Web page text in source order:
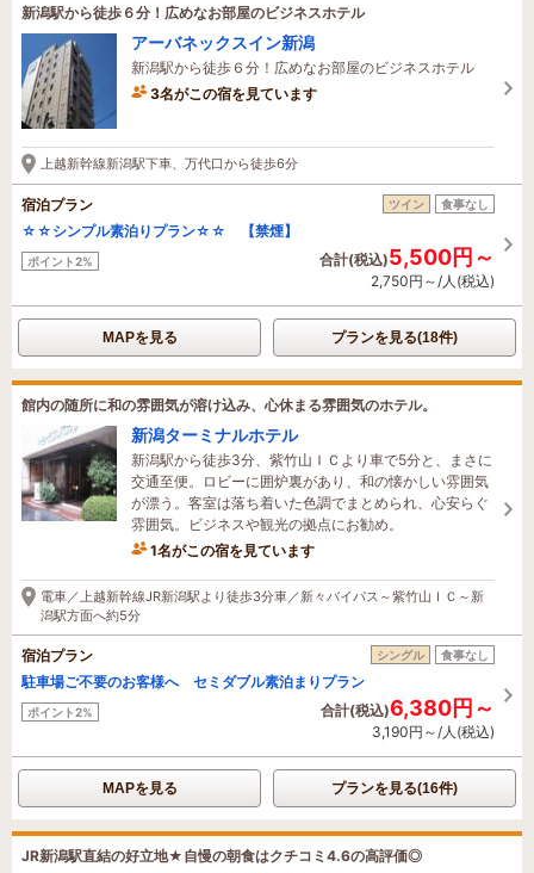
新潟駅から徒歩６分！広めなお部屋のビジネスホテル
アーバネックスイン新潟
新潟駅から徒歩６分！広めなお部屋のビジネスホテル
3名がこの宿を見ています
上越新幹線新潟駅下車、万代口から徒歩6分
宿泊プラン ツイン 食事なし
☆☆シンプル素泊りプラン☆☆ 【禁煙】
ポイント2% 合計(税込)5,500円～
2,750円～/人(税込)
MAPを見る プランを見る(18件)
館内の随所に和の雰囲気が溶け込み、心休まる雰囲気のホテル。
新潟ターミナルホテル
新潟駅から徒歩3分、紫竹山ＩＣより車で5分と、まさに
交通至便。ロビーに囲炉裏があり、和の懐かしい雰囲気
が漂う。客室は落ち着いた色調でまとめられ、心安らぐ
雰囲気。ビジネスや観光の拠点にお勧め。
1名がこの宿を見ています
1時間前に予約されました
電車／上越新幹線JR新潟駅より徒歩3分車／新々バイパス～紫竹山ＩＣ～新
潟駅方面へ約5分
宿泊プラン シングル 食事なし
駐車場ご不要のお客様へ セミダブル素泊まりプラン
ポイント2% 合計(税込)6,380円～
3,190円～/人(税込)
MAPを見る プランを見る(16件)
JR新潟駅直結の好立地★自慢の朝食はクチコミ4.6の高評価◎